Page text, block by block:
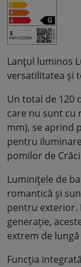
Lanțul luminos
versatilitatea și
Un total de 120
care nu sunt cu
mm), se aprind
pentru
pomilor de
Luminițele de
romantică și
pentru exterior.
generație,
extrem de
Funcția